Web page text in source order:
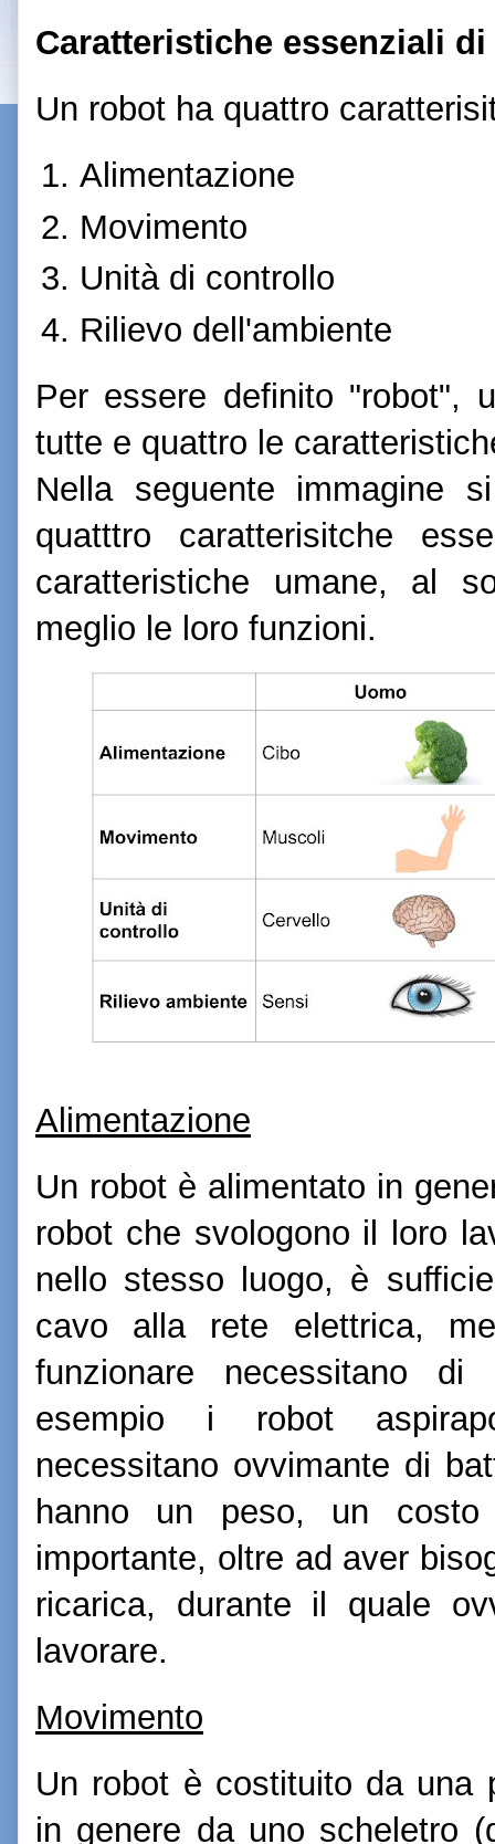
Caratteristiche essenziali
Un robot ha quattro
Alimentazione
Movimento
Unità di controllo
Rilievo dell'ambiente
Per essere definito "robot",
tutte e quattro le
Nella seguente immagine
quatttro caratterisitche
caratteristiche umane, al
meglio le loro funzioni.
Alimentazione
Un robot è alimentato in
robot che svologono il loro
nello stesso luogo, è
cavo alla rete elettrica,
funzionare necessitano di
esempio i robot
necessitano ovvimante di
hanno un peso, un
importante, oltre ad aver
ricarica, durante il quale
lavorare.
Movimento
Un robot è costituito da una
in genere da uno scheletro